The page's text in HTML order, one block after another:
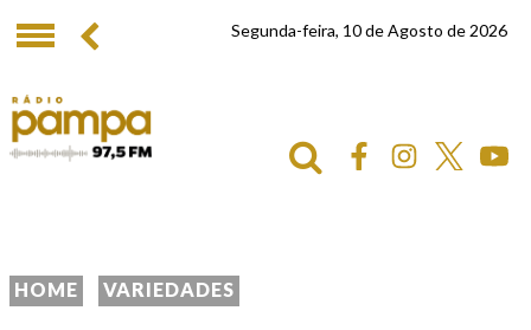
Segunda-feira, 10 de Agosto de 2026
HOME VARIEDADES